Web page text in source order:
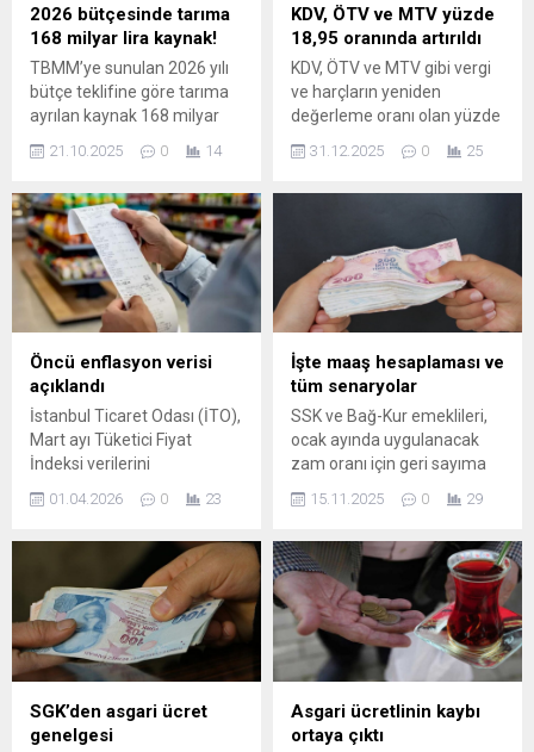
2026 bütçesinde tarıma
168 milyar lira kaynak!
TBMM’ye sunulan 2026 yılı
bütçe teklifine göre tarıma
ayrılan kaynak 168 milyar
21.10.2025 0 14
KDV, ÖTV ve MTV yüzde
18,95 oranında artırıldı
KDV, ÖTV ve MTV gibi vergi
ve harçların yeniden
değerleme oranı olan yüzde
artırılması kararlaştırıldı.
31.12.2025 0 25
Öncü enflasyon verisi
açıklandı
İstanbul Ticaret Odası (İTO),
Mart ayı Tüketici Fiyat
İndeksi verilerini
kamuoyuyla paylaştı.
Perakende fiyat
edilen verilere göre,
İstanbul’da yaşayan
milyonlarca ücretli çalışan
ve emekli için yaşam
maliyeti Mart ayında ...
01.04.2026 0 23
İşte maaş hesaplaması ve
tüm senaryolar
SSK ve Bağ-Kur emeklileri,
ocak ayında uygulanacak
zam oranı için geri sayıma
geçti. 4 aylık enflasyon
farkının belli olmasıyla
verilerine çevrilirken, ocak
ayında emekli maaşlarının
ne kadar artacağı merak
ediliyor. En düşük emekli
aylığında ise yeni tahminler
gündemde.
15.11.2025 0 29
SGK’den asgari ücret
genelgesi
Asgari ücretlinin kaybı
ortaya çıktı